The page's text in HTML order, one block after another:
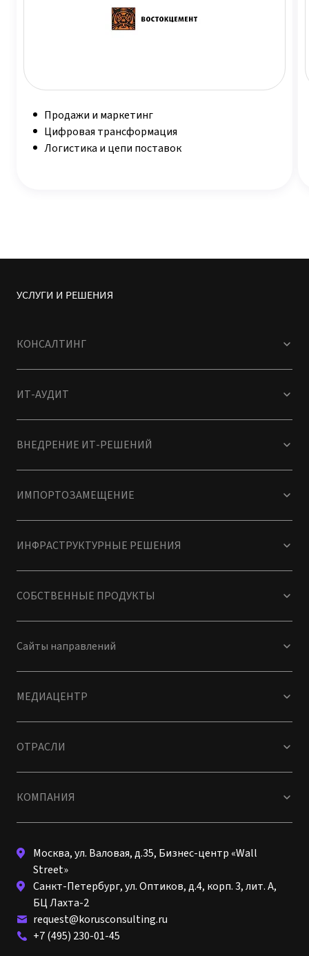
Продажи и маркетинг
Цифровая трансформация
Логистика и цепи поставок
УСЛУГИ И РЕШЕНИЯ
КОНСАЛТИНГ
ИТ-АУДИТ
ВНЕДРЕНИЕ ИТ-РЕШЕНИЙ
ИМПОРТОЗАМЕЩЕНИЕ
ИНФРАСТРУКТУРНЫЕ РЕШЕНИЯ
СОБСТВЕННЫЕ ПРОДУКТЫ
Сайты направлений
МЕДИАЦЕНТР
ОТРАСЛИ
КОМПАНИЯ
Москва, ул. Валовая, д.35, Бизнес-центр «Wall
Street»
Санкт-Петербург, ул. Оптиков, д.4, корп. 3, лит. А,
БЦ Лахта-2
request@korusconsulting.ru
+7 (495) 230-01-45